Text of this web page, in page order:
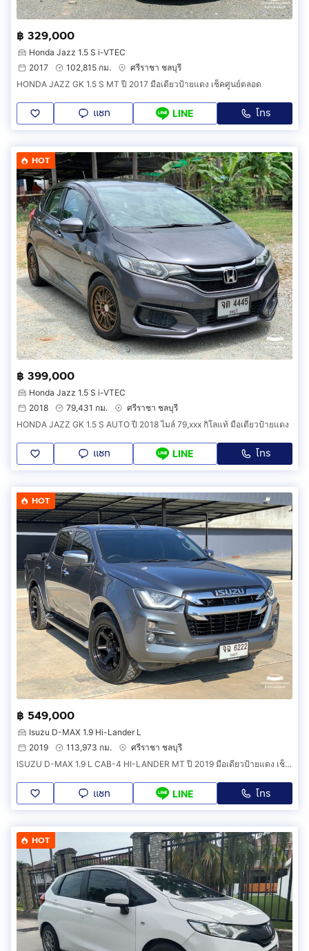
฿ 329,000
Honda Jazz 1.5 S i-VTEC
2017
102,815 กม.
ศรีราชา ชลบุรี
HONDA JAZZ GK 1.5 S MT ปี 2017 มือเดียวป้ายแดง เช็คศูนย์ตลอด
แชท LINE โทร
HOT
฿ 399,000
Honda Jazz 1.5 S i-VTEC
2018
79,431 กม.
ศรีราชา ชลบุรี
HONDA JAZZ GK 1.5 S AUTO ปี 2018 ไมล์ 79,xxx กิโลแท้ มือเดียวป้ายแดง
แชท LINE โทร
HOT
฿ 549,000
Isuzu D-MAX 1.9 Hi-Lander L
2019
113,973 กม.
ศรีราชา ชลบุรี
ISUZU D-MAX 1.9 L CAB-4 HI-LANDER MT ปี 2019 มือเดียวป้ายแดง เช็คศูนย์ตลอด น็อตไม่มีขยับ
แชท LINE โทร
HOT